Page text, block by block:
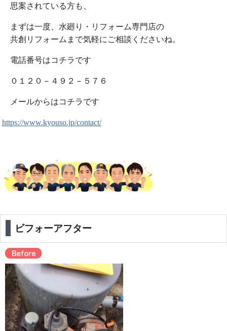
思案されている方も、
まずは一度、水廻り・リフォーム専門店の
共創リフォームまで気軽にご相談くださいね。
電話番号はコチラです
０１２０－４９２－５７６
メールからはコチラです
https://www.kyouso.jp/contact/
ビフォーアフター